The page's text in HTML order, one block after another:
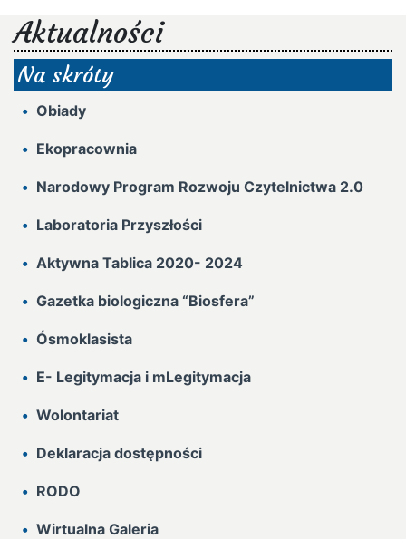
Aktualności
Na skróty
Obiady
Ekopracownia
Narodowy Program Rozwoju Czytelnictwa 2.0
Laboratoria Przyszłości
Aktywna Tablica 2020- 2024
Gazetka biologiczna “Biosfera”
Ósmoklasista
E- Legitymacja i mLegitymacja
Wolontariat
Deklaracja dostępności
RODO
Wirtualna Galeria